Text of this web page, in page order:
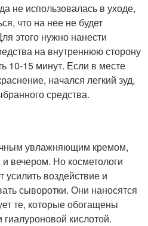
не использовалась в уходе,
что на нее не будет
этого нужно нанести
на внутреннюю сторону
10-15 минут. Если в месте
начался легкий зуд,
средства.
увлажняющим кремом,
вечером. Но косметологи
воздействие и
сыворотки. Они наносятся
те, которые обогащены
кислотой.